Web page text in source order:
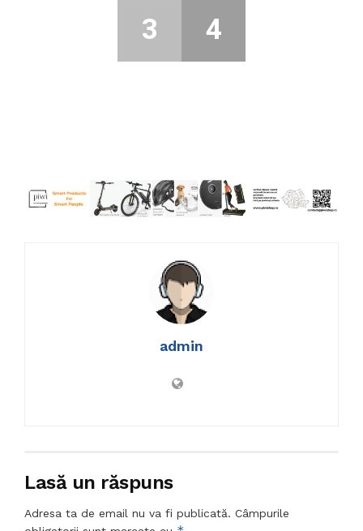
3 4
admin
Lasă un răspuns
Adresa ta de email nu va fi publicată. Câmpurile